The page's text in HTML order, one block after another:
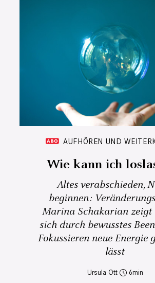
AUFHÖREN UND
Wie kann ich
Altes verabschieden,
beginnen:
Marina Schakarian zeigt
sich durch bewusstes
Fokussieren neue Energie
lässt
Ursula Ott 6